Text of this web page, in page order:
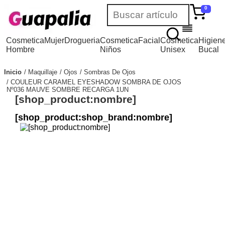
0
Cosmetica
Hombre
MujerDrogueriaCosmetica
Niños
FacialCosmetica
Unisex
Bucal
Inicio Maquillaje Ojos
Sombras De Ojos
COULEUR CARAMEL EYESHADOW SOMBRA DE OJOS
Nº036 MAUVE SOMBRE RECARGA 1UN
[shop_product:nombre]
[shop_product:shop_brand:nombre]